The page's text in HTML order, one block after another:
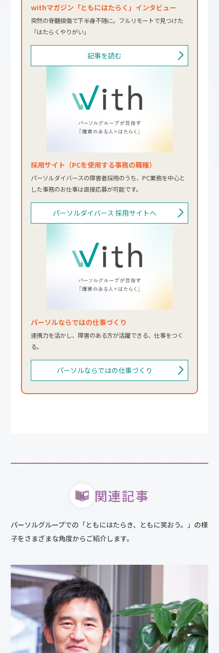
withマガジン「ともにはたらく」インタビュー
突然の脊髄損傷で下半身不随に。フルリモートで見つけた
「はたらくやりがい」
記事を読む
採用サイト（PCを使用する事務の職種）
パーソルダイバースの障害者採用のうち、PC業務を中心と
した事務のお仕事は直接応募が可能です。
パーソルダイバース 採用サイトへ
パーソルならではの仕事づくり
連携力を活かし、障害のある方が活躍できる、仕事をつく
る。
パーソルならではの仕事づくり
関連記事
パーソルグループでの「ともにはたらき、ともに笑おう。」の様
子をさまざまな角度からご紹介します。